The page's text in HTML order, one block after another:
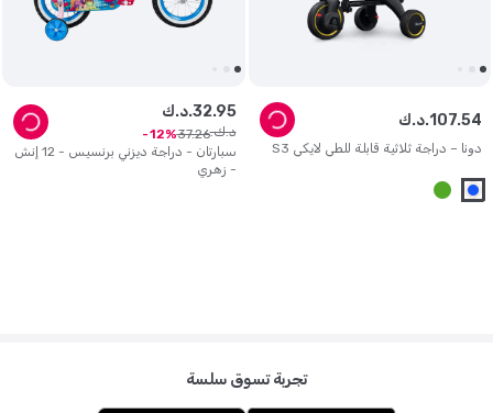
دونا – دراجة ثلاثية قابلة للطي لايكي S3
د.ك.107.54
سبارتان - دراجة ديزني برنسيس - 12 إنش
- زهري
د.ك.32.95
د.ك. 37.26
12
تجربة تسوق سلسة